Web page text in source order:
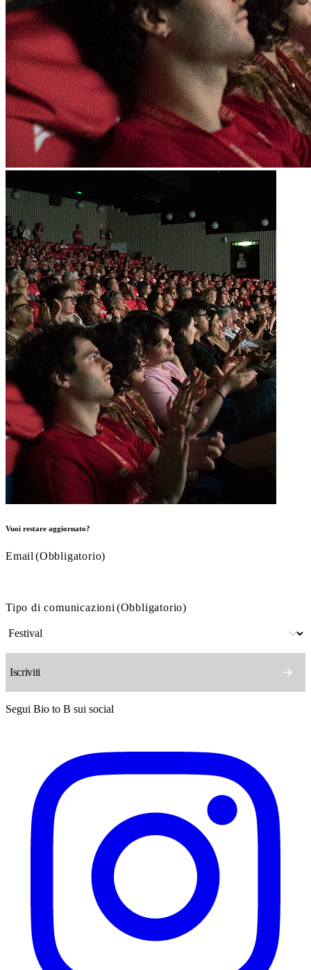
Vuoi restare aggiornato?
Email (Obbligatorio)
Tipo di comunicazioni (Obbligatorio)
Segui Bio to B sui social